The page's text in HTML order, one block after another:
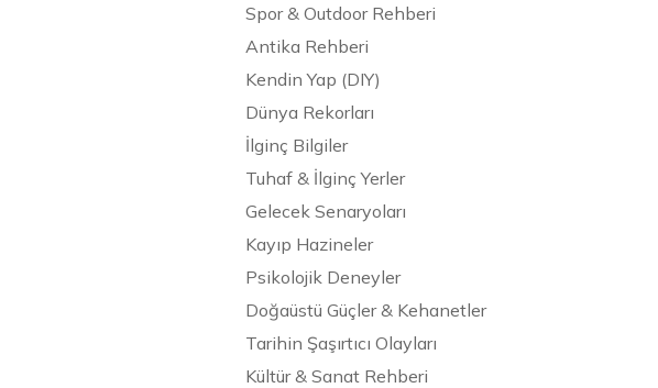
Spor & Outdoor Rehberi
Antika Rehberi
Kendin Yap (DIY)
Dünya Rekorları
İlginç Bilgiler
Tuhaf & İlginç Yerler
Gelecek Senaryoları
Kayıp Hazineler
Psikolojik Deneyler
Doğaüstü Güçler & Kehanetler
Tarihin Şaşırtıcı Olayları
Kültür & Sanat Rehberi